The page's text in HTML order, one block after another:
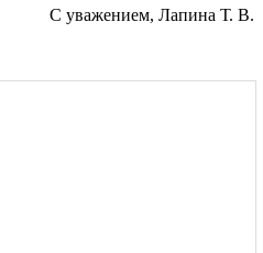
С уважением, Лапина Т. В.